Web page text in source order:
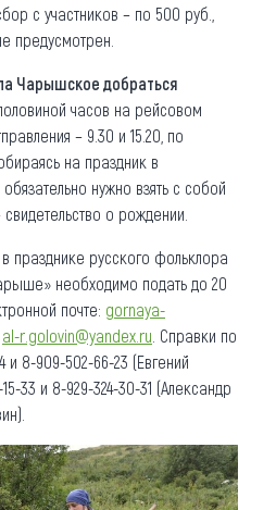
с участников – по 500 руб.,
предусмотрен.
Чарышское добраться
часов на рейсовом
– 9.30 и 15.20, по
на праздник в
нужно взять с собой
о рождении.
в празднике русского фольклора
необходимо подать до 20
почте: gornaya-
al-r.golovin@yandex.ru . Справки по
и 8-909-502-66-23 (Евгений
33 и 8-929-324-30-31 (Александр